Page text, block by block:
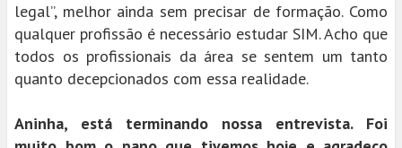
legal”, melhor ainda sem precisar de formação. Como
qualquer profissão é necessário estudar SIM. Acho que
todos os profissionais da área se sentem um tanto
quanto decepcionados com essa realidade.
Aninha, está terminando nossa entrevista. Foi